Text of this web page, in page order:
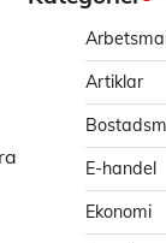
Artiklar
E-handel
Ekonomi